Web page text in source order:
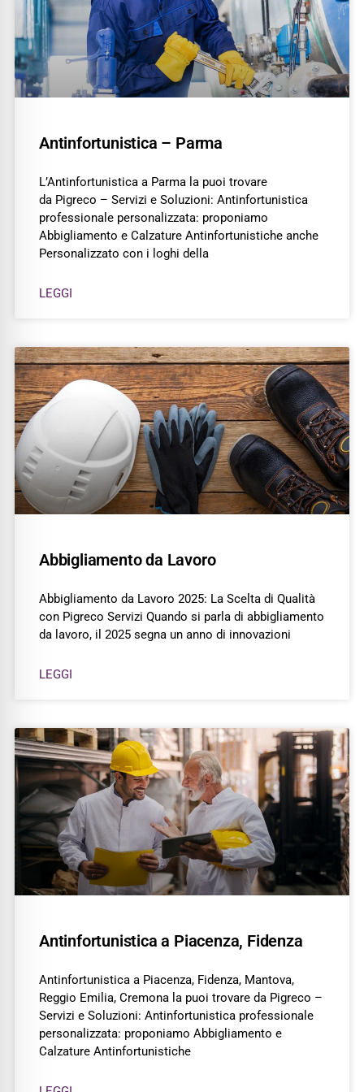
Antinfortunistica – Parma
L’Antinfortunistica a Parma la puoi trovare
da Pigreco – Servizi e Soluzioni: Antinfortunistica
professionale personalizzata: proponiamo
Abbigliamento e Calzature Antinfortunistiche anche
Personalizzato con i loghi della
LEGGI
Abbigliamento da Lavoro
Abbigliamento da Lavoro 2025: La Scelta di Qualità
con Pigreco Servizi Quando si parla di abbigliamento
da lavoro, il 2025 segna un anno di innovazioni
LEGGI
Antinfortunistica a Piacenza, Fidenza
Antinfortunistica a Piacenza, Fidenza, Mantova,
Reggio Emilia, Cremona la puoi trovare da Pigreco –
Servizi e Soluzioni: Antinfortunistica professionale
personalizzata: proponiamo Abbigliamento e
Calzature Antinfortunistiche